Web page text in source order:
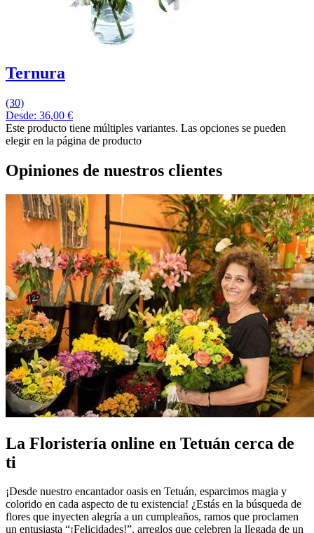
Ternura
(30)
Desde: 36,00 €
Este producto tiene múltiples variantes. Las opciones se pueden
elegir en la página de producto
Opiniones de nuestros clientes
La Floristería online en Tetuán cerca de
ti
¡Desde nuestro encantador oasis en Tetuán, esparcimos magia y
colorido en cada aspecto de tu existencia! ¿Estás en la búsqueda de
flores que inyecten alegría a un cumpleaños, ramos que proclamen
un entusiasta “¡Felicidades!”, arreglos que celebren la llegada de un